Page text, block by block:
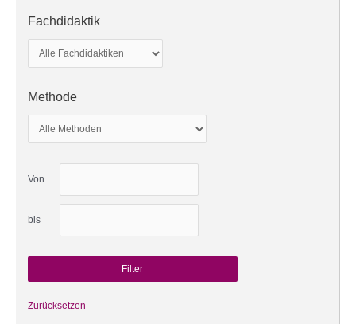
Fachdidaktik
Methode
Von
bis
Zurücksetzen